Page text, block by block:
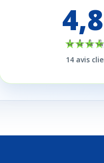
4,8
14 avis